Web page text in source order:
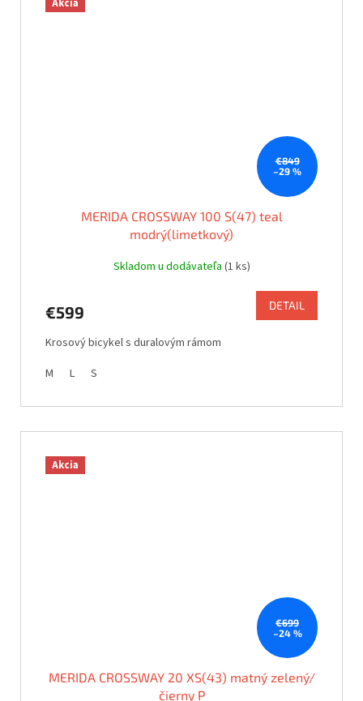
Akcia
€849
–29 %
MERIDA CROSSWAY 100 S(47) teal
modrý(limetkový)
Skladom u dodávateľa (1 ks)
€599 DETAIL
Krosový bicykel s duralovým rámom
M
L S
Akcia
€699
–24 %
MERIDA CROSSWAY 20 XS(43) matný zelený/
čierny P